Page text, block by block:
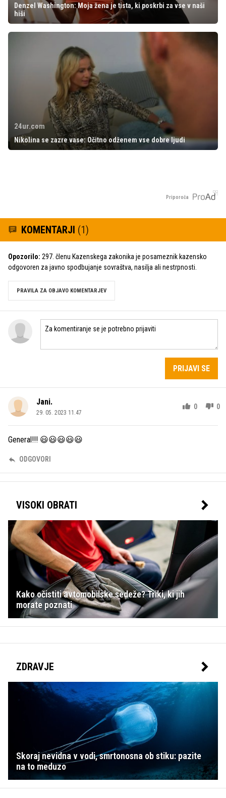
Denzel Washington: Moja žena je tista, ki poskrbi za vse v naši
hiši
24ur.com
Nikolina se zazre vase: Očitno odženem vse dobre ljudi
Priporoča
KOMENTARJI (1)
Opozorilo: 297. členu Kazenskega zakonika je posameznik kazensko
odgovoren za javno spodbujanje sovraštva, nasilja ali nestrpnosti.
PRAVILA ZA OBJAVO KOMENTARJEV
PRIJAVI SE
Jani.
29. 05. 2023 11.47
0 0
General!!! 😃😃😃😃😃
ODGOVORI
VISOKI OBRATI
Kako očistiti avtomobilske sedeže? Triki, ki jih
morate poznati
ZDRAVJE
Skoraj nevidna v vodi, smrtonosna ob stiku: pazite
na to meduzo